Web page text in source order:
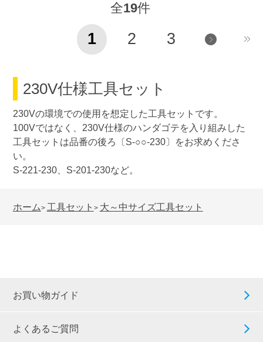
全19件
1 2 3
230V仕様工具セット
230Vの環境での使用を想定した工具セットです。
100Vではなく、230V仕様のハンダゴテを入り組みした
工具セットは品番の後ろ〔S-○○-230〕をお求めくださ
い。
S-221-230、S-201-230など。
ホーム> 工具セット > 大～中サイズ工具セット
お買い物ガイド
よくあるご質問